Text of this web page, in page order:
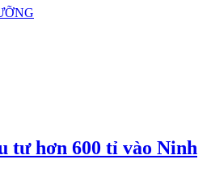
tư hơn 600 tỉ vào Ninh